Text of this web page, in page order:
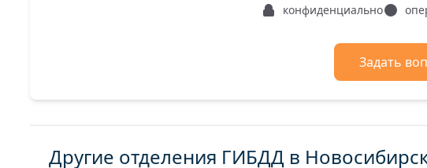
конфиденциально
Задать
Другие отделения ГИБДД в